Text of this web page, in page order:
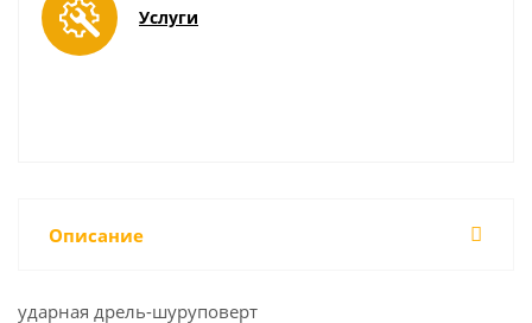
Услуги
Описание
ударная дрель-шуруповерт